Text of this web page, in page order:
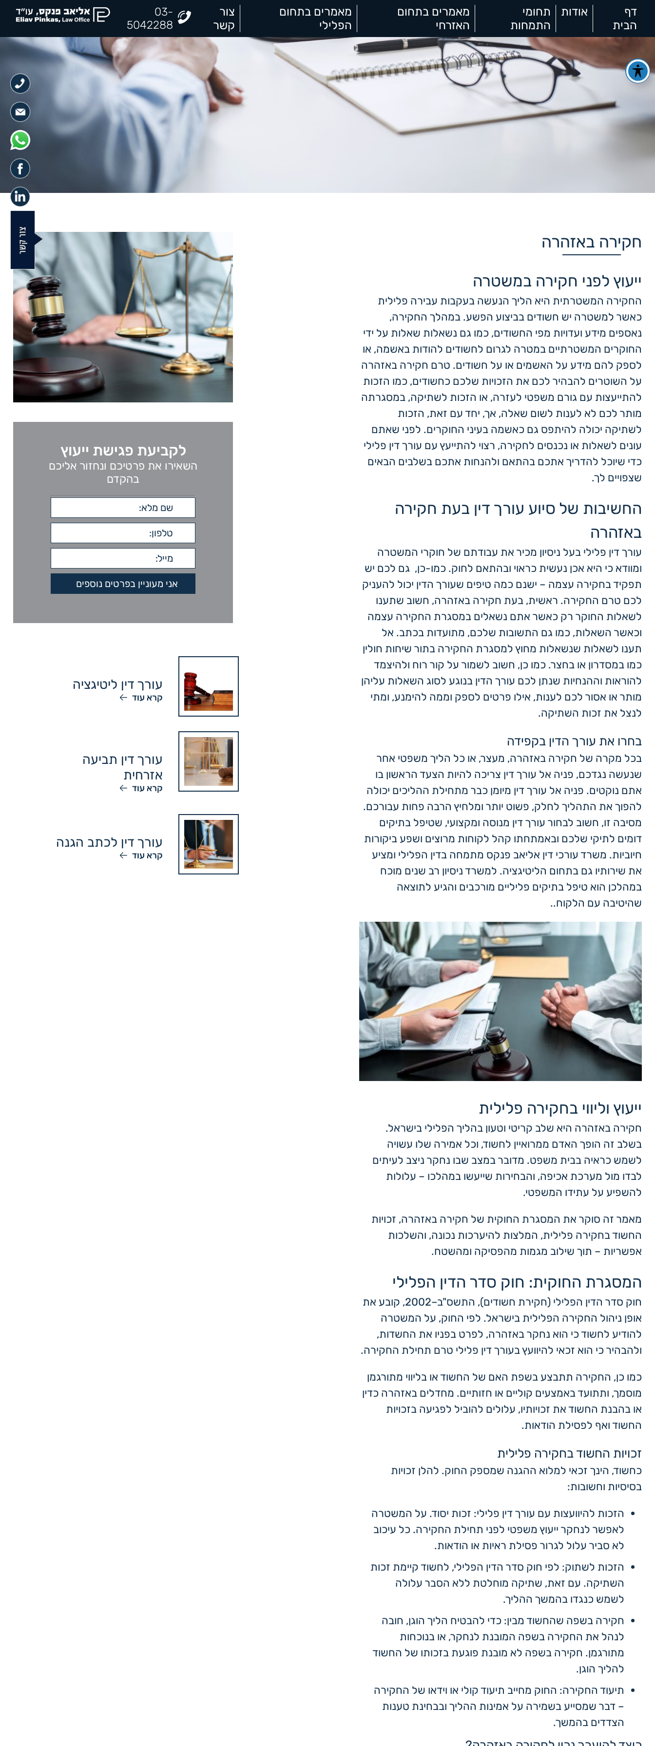
דף
הבית
אודות
תחומי
התמחות
מאמרים בתחום
האזרחי
מאמרים בתחום
הפלילי
צור
קשר
03-
5042288
חקירה באזהרה
ייעוץ לפני חקירה במשטרה
החקירה המשטרתית היא הליך הנעשה בעקבות עבירה פלילית
כאשר למשטרה יש חשודים בביצוע הפשע. במהלך החקירה,
נאספים מידע ועדויות מפי החשודים, כמו גם נשאלות שאלות על ידי
החוקרים המשטרתיים במטרה לגרום לחשודים להודות באשמה, או
לספק להם מידע על האשמים או על חשודים. טרם חקירה באזהרה
על השוטרים להבהיר לכם את הזכויות שלכם כחשודים, כמו הזכות
להתייעצות עם גורם משפטי לעזרה, או הזכות לשתיקה, במסגרתה
מותר לכם לא לענות לשום שאלה, אך, יחד עם זאת, הזכות
לשתיקה יכולה להיתפס גם כאשמה בעיני החוקרים. לפני שאתם
עונים לשאלות או נכנסים לחקירה, רצוי להתייעץ עם עורך דין פלילי
כדי שיוכל להדריך אתכם בהתאם ולהנחות אתכם בשלבים הבאים
שצפויים לך.
החשיבות של סיוע עורך דין בעת חקירה
באזהרה
עורך דין פלילי בעל ניסיון מכיר את עבודתם של חוקרי המשטרה
ומוודא כי היא אכן נעשית כראוי ובהתאם לחוק. כמו-כן, גם לכם יש
תפקיד בחקירה עצמה – ישנם כמה טיפים שעורך הדין יכול להעניק
לכם טרם החקירה. ראשית, בעת חקירה באזהרה, חשוב שתענו
לשאלות החוקר רק כאשר אתם נשאלים במסגרת החקירה עצמה
וכאשר השאלות, כמו גם התשובות שלכם, מתועדות בכתב. אל
תענו לשאלות שנשאלות מחוץ למסגרת החקירה בתור שיחות חולין
כמו במסדרון או בחצר. כמו כן, חשוב לשמור על קור רוח ולהיצמד
להוראות וההנחיות שנתן לכם עורך הדין בנוגע לסוג השאלות עליהן
מותר או אסור לכם לענות, אילו פרטים לספק וממה להימנע, ומתי
לנצל את זכות השתיקה.
בחרו את עורך הדין בקפידה
בכל מקרה של חקירה באזהרה, מעצר, או כל הליך משפטי אחר
שנעשה נגדכם, פניה אל עורך דין צריכה להיות הצעד הראשון בו
אתם נוקטים. פניה אל עורך דין מיומן כבר מתחילת ההליכים יכולה
להפוך את התהליך לחלק, פשוט יותר ומלחיץ הרבה פחות עבורכם.
מסיבה זו, חשוב לבחור עורך דין מנוסה ומקצועי, שטיפל בתיקים
דומים לתיקי שלכם ובאמתחתו קהל לקוחות מרוצים ושפע ביקורות
חיוביות. משרד עורכי דין אליאב פנקס מתמחה בדין הפלילי ומציע
את שירותיו גם בתחום הליטיגציה. למשרד ניסיון רב שנים מוכח
במהלכן הוא טיפל בתיקים פליליים מורכבים והגיע לתוצאה
שהיטיבה עם הלקוח..
ייעוץ וליווי בחקירה פלילית
חקירה באזהרה היא שלב קריטי וטעון בהליך הפלילי בישראל.
בשלב זה הופך האדם ממרואיין לחשוד, וכל אמירה שלו עשויה
לשמש כראיה בבית משפט. מדובר במצב שבו נחקר ניצב לעיתים
לבדו מול מערכת אכיפה, והבחירות שייעשו במהלכו – עלולות
להשפיע על עתידו המשפטי.
מאמר זה סוקר את המסגרת החוקית של חקירה באזהרה, זכויות
החשוד בחקירה פלילית, המלצות להיערכות נכונה, והשלכות
אפשריות – תוך שילוב מגמות מהפסיקה ומהשטח.
המסגרת החוקית: חוק סדר הדין הפלילי
חוק סדר הדין הפלילי (חקירת חשודים), התשס"ב–2002, קובע את
אופן ניהול החקירה הפלילית בישראל. לפי החוק, על המשטרה
להודיע לחשוד כי הוא נחקר באזהרה, לפרט בפניו את החשדות,
ולהבהיר כי הוא זכאי להיוועץ בעורך דין פלילי טרם תחילת החקירה.
כמו כן, החקירה תתבצע בשפת האם של החשוד או בליווי מתורגמן
מוסמך, ותתועד באמצעים קוליים או חזותיים. מחדלים באזהרה כדין
או בהבנת החשוד את זכויותיו, עלולים להוביל לפגיעה בזכויות
החשוד ואף לפסילת הודאות.
זכויות החשוד בחקירה פלילית
כחשוד, הינך זכאי למלוא ההגנה שמספק החוק. להלן זכויות
בסיסיות וחשובות:
הזכות להיוועצות עם עורך דין פלילי: זכות יסוד. על המשטרה
לאפשר לנחקר ייעוץ משפטי לפני תחילת החקירה. כל עיכוב
לא סביר עלול לגרור פסילת ראיות או הודאות.
הזכות לשתוק: לפי חוק סדר הדין הפלילי, לחשוד קיימת זכות
השתיקה. עם זאת, שתיקה מוחלטת ללא הסבר עלולה
לשמש כנגדו בהמשך ההליך.
חקירה בשפה שהחשוד מבין: כדי להבטיח הליך הוגן, חובה
לנהל את החקירה בשפה המובנת לנחקר, או בנוכחות
מתורגמן. חקירה בשפה לא מובנת פוגעת בזכותו של החשוד
להליך הוגן.
תיעוד החקירה: החוק מחייב תיעוד קולי או וידאו של החקירה
– דבר שמסייע בשמירה על אמינות ההליך ובבחינת טענות
הצדדים בהמשך.
לקביעת פגישת ייעוץ
השאירו את פרטיכם ונחזור אליכם
בהקדם
עורך דין ליטיגציה
קרא עוד
עורך דין תביעה
אזרחית
קרא עוד
עורך דין לכתב הגנה
קרא עוד